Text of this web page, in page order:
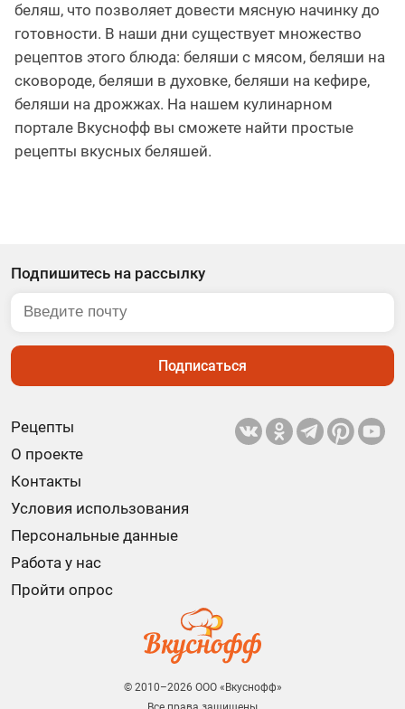
беляш, что позволяет довести мясную начинку до
готовности. В наши дни существует множество
рецептов этого блюда: беляши с мясом, беляши на
сковороде, беляши в духовке, беляши на кефире,
беляши на дрожжах. На нашем кулинарном
портале Вкуснофф вы сможете найти простые
рецепты вкусных беляшей.
Рецепты
О проекте
Контакты
Условия использования
Персональные данные
Работа у нас
Пройти опрос
Подпишитесь на рассылку
Подписаться
© 2010–2026 ООО «Вкуснофф»